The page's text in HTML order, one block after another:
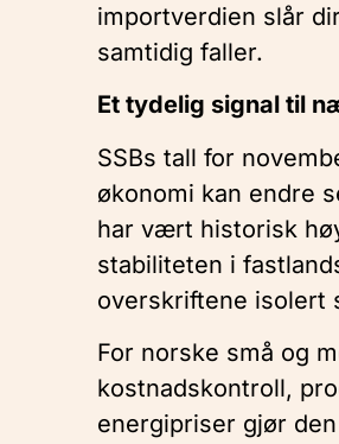
importverdien slår
samtidig faller.
Et tydelig signal til
SSBs tall for
økonomi kan endre
har vært historisk
stabiliteten i
overskriftene isolert
For norske små og
kostnadskontroll,
energipriser gjør